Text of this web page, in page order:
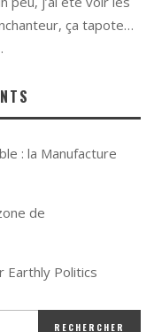
ça tapote…
: la Manufacture
de
Earthly Politics